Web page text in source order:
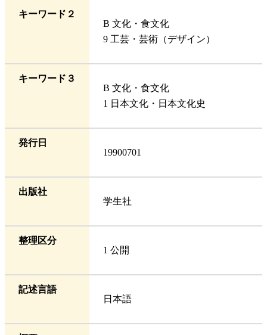
キーワード２
B 文化・食文化
9 工芸・芸術（デザイン）
キーワード３
B 文化・食文化
1 日本文化・日本文化史
発行日
19900701
出版社
学生社
整理区分
1 公開
記述言語
日本語